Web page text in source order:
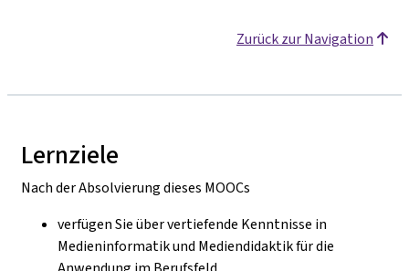
Zurück zur Navigation
Lernziele
Nach der Absolvierung dieses MOOCs
verfügen Sie über vertiefende Kenntnisse in
Medieninformatik und Mediendidaktik für die